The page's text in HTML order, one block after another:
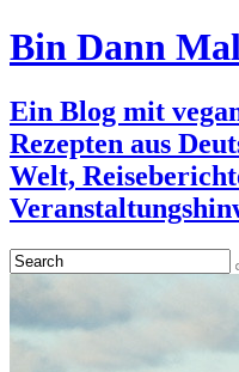
Bin Dann
Ein Blog mit
Rezepten aus
Welt,
Search